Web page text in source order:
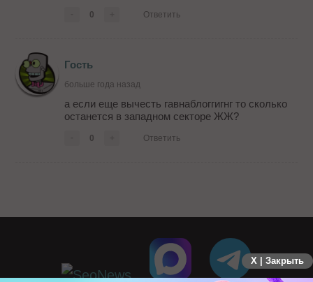
0 Ответить
Гость
больше года назад
а если еще вычесть гавнаблоггигнг то сколько
останется в западном секторе ЖЖ?
0 Ответить
X | Закрыть